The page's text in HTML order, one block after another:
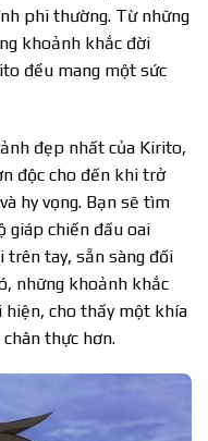
phi thường. Từ những
khoảnh khắc đời
đều mang một sức
đẹp nhất của Kirito,
độc cho đến khi trở
hy vọng. Bạn sẽ tìm
giáp chiến đấu oai
tay, sẵn sàng đối
những khoảnh khắc
hiện, cho thấy một khía
thực hơn.